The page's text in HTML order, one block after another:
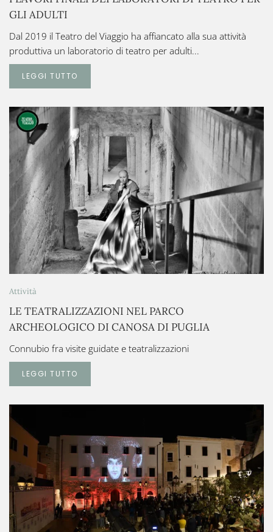
GLI ADULTI
Dal 2019 il Teatro del Viaggio ha affiancato alla sua attività
produttiva un laboratorio di teatro per adulti...
LEGGI TUTTO
Attività
LE TEATRALIZZAZIONI NEL PARCO
ARCHEOLOGICO DI CANOSA DI PUGLIA
Connubio fra visite guidate e teatralizzazioni
LEGGI TUTTO